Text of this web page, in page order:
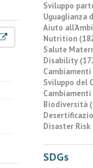
Sviluppo
Uguaglianza
Aiuto
Nutrition
Salute
Disability
Sviluppo del
Biodiversità
Disaster Risk
SDGs